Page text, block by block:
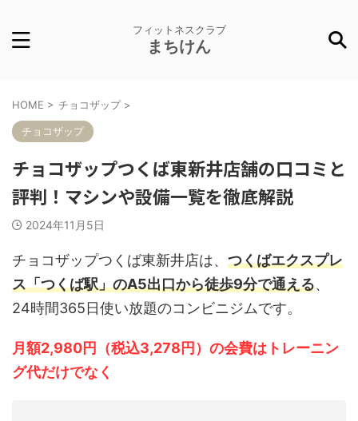
フィットネスクラブ
まちけん
HOME > チョコザップ >
チョコザップ
チョコザップつくば東新井店舗の口コミと
評判！マシンや設備一覧を徹底解説
2024年11月5日
チョコザップつくば東新井店は、 つくばエクスプレ
ス「つくば駅」のA5出口から徒歩9分で通える、
24時間365日使い放題のコンビニジムです。
月額2,980円（税込3,278円）の会費はトレーニン
グ代だけでなく